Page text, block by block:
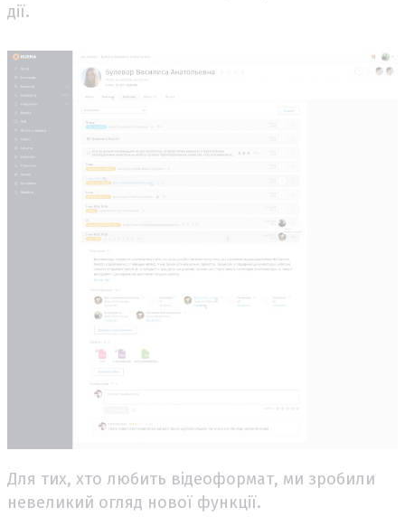
дії.
Для тих, хто любить відеоформат, ми зробили
невеликий огляд нової функції.